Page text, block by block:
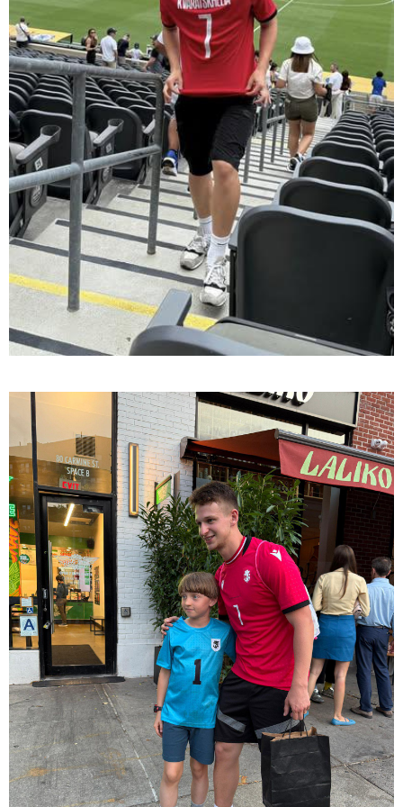
15:47 / 07-08-2026
Tower Group და BREEAM - ხარისხის საერთაშორისო
სტანდარტი ქართულ დეველოპმენტში
13:27 / 07-08-2026
"სტუმართმოყვარე ხალხი ვართ - რუსს, ყაზახს,
უკრაინელს, შვეიცარიელს, იტალიელს, ამერიკელს,
შეუძლია ჩამოვიდეს, დახარჯოს ფული... არავინ
შეზღუდული არაა" - კალაძე
17:24 / 07-08-2026
"მარტო როცა ვარ, ხშირად
ველაპარაკები, ვიცი, რომ
მისმენს, ვფიქრობ, თავზე
მადგას და მეფერება - სხვებს
ხომ არ ვაჩვენებ ცრემლებს" -
გიორგი კეკელიძე გმირი